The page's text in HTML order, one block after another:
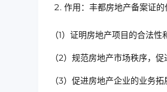
作用：丰都房地产备案证的
（1）证明房地产项目的合法
（2）规范房地产市场秩序，
（3）促进房地产企业的业务拓